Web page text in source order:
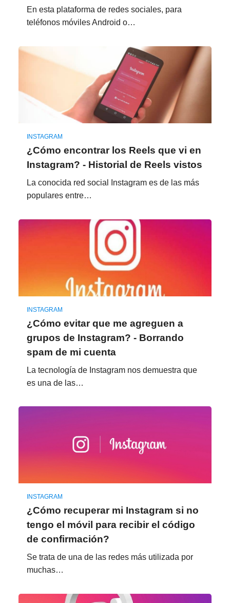
En esta plataforma de redes sociales, para
teléfonos móviles Android o…
INSTAGRAM
¿Cómo encontrar los Reels que vi en
Instagram? - Historial de Reels vistos
La conocida red social Instagram es de las más
populares entre…
INSTAGRAM
¿Cómo evitar que me agreguen a
grupos de Instagram? - Borrando
spam de mi cuenta
La tecnología de Instagram nos demuestra que
es una de las…
INSTAGRAM
¿Cómo recuperar mi Instagram si no
tengo el móvil para recibir el código
de confirmación?
Se trata de una de las redes más utilizada por
muchas…